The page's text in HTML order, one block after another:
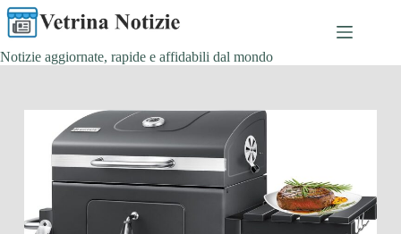
Salta
al
contenuto
Notizie aggiornate, rapide e affidabili dal mondo